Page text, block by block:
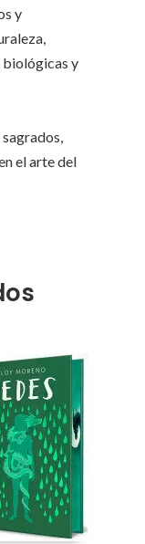
y
biológicas y
el arte del